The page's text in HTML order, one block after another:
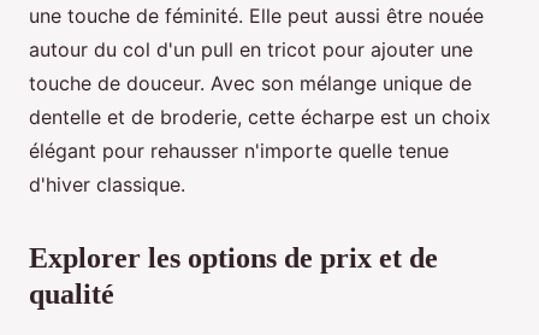
une touche de féminité. Elle peut aussi être nouée
autour du col d'un pull en tricot pour ajouter une
touche de douceur. Avec son mélange unique de
dentelle et de broderie, cette écharpe est un choix
élégant pour rehausser n'importe quelle tenue
d'hiver classique.
Explorer les options de prix et de
qualité